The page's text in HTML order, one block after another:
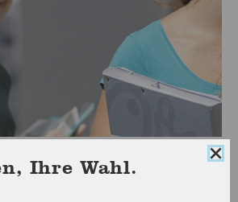
33: Account and
Ihre Wahl.